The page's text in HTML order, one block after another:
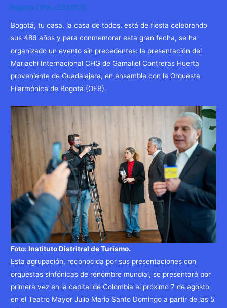
Bogotá / Por c2521078
Bogotá, tu casa, la casa de todos, está de fiesta celebrando
sus 486 años y para conmemorar esta gran fecha, se ha
organizado un evento sin precedentes: la presentación del
Mariachi Internacional CHG de Gamaliel Contreras Huerta
proveniente de Guadalajara, en ensamble con la Orquesta
Filarmónica de Bogotá (OFB).
Foto: Instituto Distritral de Turismo.
Esta agrupación, reconocida por sus presentaciones con
orquestas sinfónicas de renombre mundial, se presentará por
primera vez en la capital de Colombia el próximo 7 de agosto
en el Teatro Mayor Julio Mario Santo Domingo a partir de las 5